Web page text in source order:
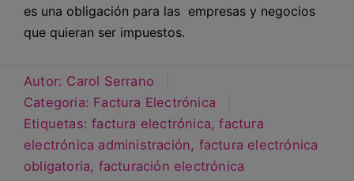
es una obligación para las empresas y negocios
que quieran ser impuestos.
Autor: Carol Serrano
Categoria: Factura Electrónica
Etiquetas: factura electrónica,factura
electrónica administración, factura electrónica
obligatoria, facturación electrónica